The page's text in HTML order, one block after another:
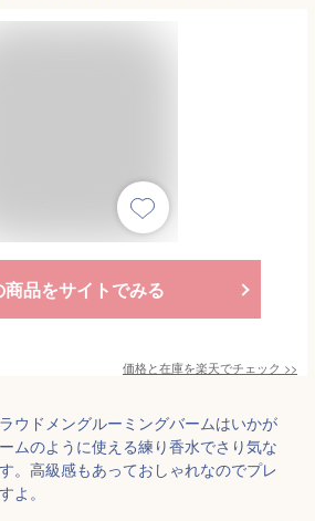
商品をサイトでみる
価格と在庫を楽天でチェック >>
ウドメングルーミングバームはいかが
ムのように使える練り香水でさり気な
。高級感もあっておしゃれなのでプレ
よ。